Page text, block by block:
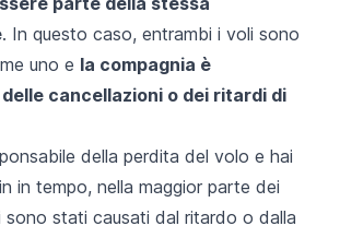
. In questo caso, entrambi i voli sono
uno e la compagnia è
cancellazioni o dei ritardi di
della perdita del volo e hai
in tempo, nella maggior parte dei
sono stati causati dal ritardo o dalla